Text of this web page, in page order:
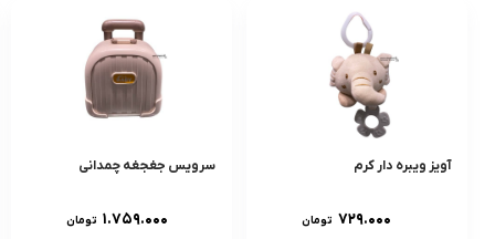
آویز ویبره دار کرم
۷۲۹.۰۰۰ تومان
سرویس جغجغه چمدانی
۱.۷۵۹.۰۰۰ تومان